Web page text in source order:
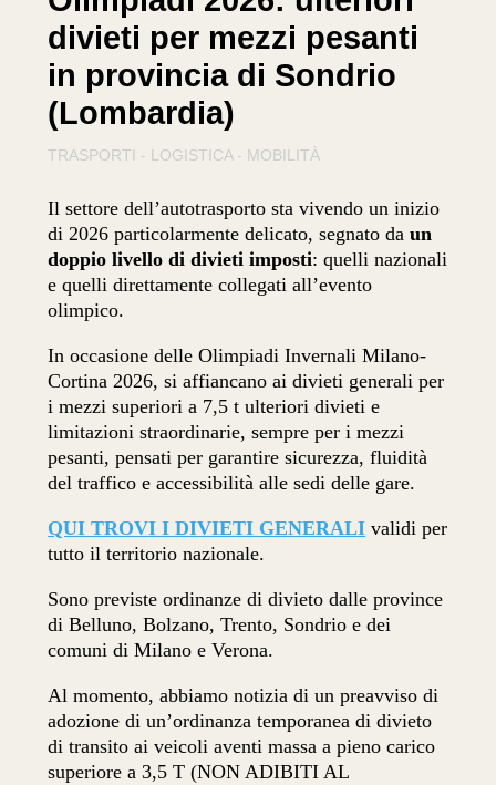
divieti per mezzi pesanti
in provincia di Sondrio
(Lombardia)
TRASPORTI - LOGISTICA - MOBILITÀ
Il settore dell’autotrasporto sta vivendo un inizio
di 2026 particolarmente delicato, segnato daun
doppio livello di divieti imposti: quelli nazionali
e quelli direttamente collegati all’evento
olimpico.
In occasione delle Olimpiadi Invernali Milano-
Cortina 2026, si affiancano ai divieti generali per
i mezzi superiori a 7,5 t ulteriori divieti e
limitazioni straordinarie, sempre per i mezzi
pesanti, pensati per garantire sicurezza, fluidità
del traffico e accessibilità alle sedi delle gare.
QUI TROVI I DIVIETI GENERALI validi per
tutto il territorio nazionale.
Sono previste ordinanze di divieto dalle province
di Belluno, Bolzano, Trento, Sondrio e dei
comuni di Milano e Verona.
Al momento, abbiamo notizia di un preavviso di
adozione di un’ordinanza temporanea di divieto
di transito ai veicoli aventi massa a pieno carico
superiore a 3,5 T (NON ADIBITI AL